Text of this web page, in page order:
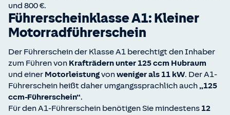
und 800 €.
Führerscheinklasse A1: Kleiner
Motorradführerschein
Der Führerschein der Klasse A1 berechtigt den Inhaber
zum Führen von Krafträdern unter 125 ccm Hubraum
und einer Motorleistungvonweniger als 11 kW. Der A1-
Führerschein heißt daher umgangssprachlich auch„125
ccm-Führerschein“.
Für den A1-Führerschein benötigen Sie mindestens 12